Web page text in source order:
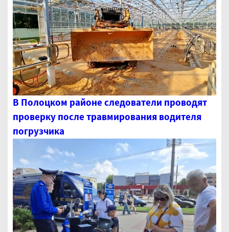
В Полоцком районе следователи проводят
проверку после травмирования водителя
погрузчика